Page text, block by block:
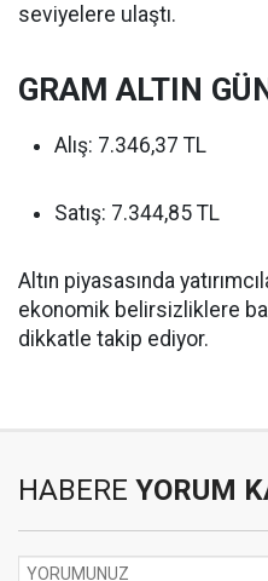
seviyelere ulaştı.
GRAM ALTIN
Alış: 7.346,37 TL
Satış: 7.344,85 TL
Altın piyasasında
ekonomik belirsizliklere
dikkatle takip ediyor.
HABERE YORUM